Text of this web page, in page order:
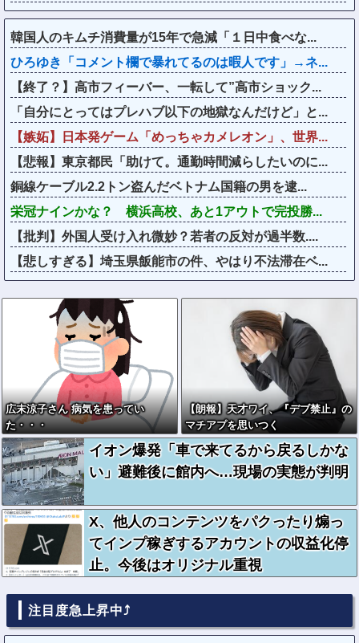
韓国人のキムチ消費量が15年で急減「１日中食べな...
ひろゆき「コメント欄で暴れてるのは暇人です」→ネ...
【終了？】高市フィーバー、一転して”高市ショック...
「自分にとってはプレハブ以下の地獄なんだけど」と...
【嫉妬】日本発ゲーム「めっちゃカメレオン」、世界...
【悲報】東京都民「助けて。通勤時間減らしたいのに...
銅線ケーブル2.2トン盗んだベトナム国籍の男を逮...
栄冠ナインかな？ 横浜高校、あと1アウトで完投勝...
【批判】外国人受け入れ微妙？若者の反対が過半数....
【悲しすぎる】埼玉県飯能市の件、やはり不法滞在ベ...
広末涼子さん 病気を患ってい
た・・・
【朗報】天才ワイ、『デブ禁止』の
マチアプを思いつく
イオン爆発「車で来てるから戻るしかな
い」避難後に館内へ…現場の実態が判明
X、他人のコンテンツをパクったり煽っ
てインプ稼ぎするアカウントの収益化停
止。今後はオリジナル重視
注目度急上昇中⤴